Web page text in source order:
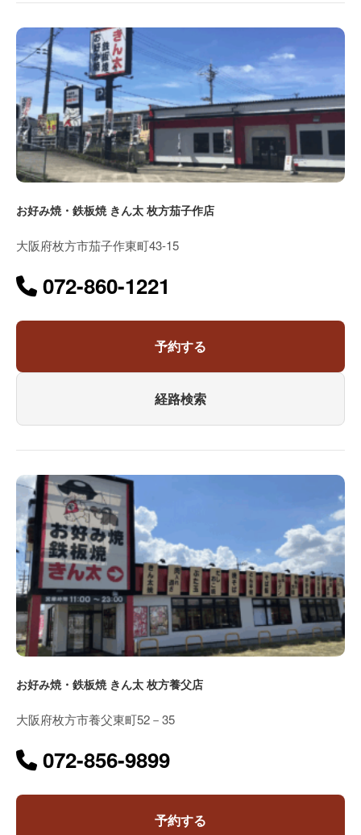
お好み焼・鉄板焼 きん太 枚方茄子作店
大阪府枚方市茄子作東町43-15
072-860-1221
予約する
経路検索
お好み焼・鉄板焼 きん太 枚方養父店
大阪府枚方市養父東町52－35
072-856-9899
予約する